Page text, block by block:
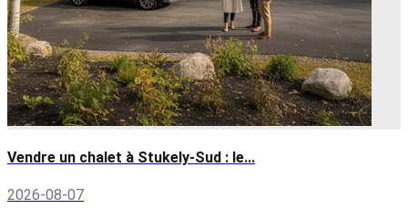
Vendre un chalet à Stukely-Sud : le...
2026-08-07